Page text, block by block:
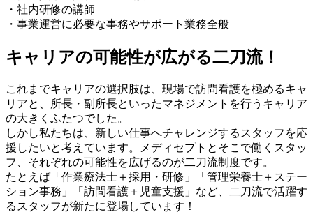
・社内研修の講師
・事業運営に必要な事務やサポート業務全般
キャリアの可能性が広がる二刀流！
これまでキャリアの選択肢は、現場で訪問看護を極めるキャ
リアと、所長・副所長といったマネジメントを行うキャリア
の大きくふたつでした。
しかし私たちは、新しい仕事へチャレンジするスタッフを応
援したいと考えています。メディセプトとそこで働くスタッ
フ、それぞれの可能性を広げるのが二刀流制度です。
たとえば「作業療法士＋採用・研修」「管理栄養士＋ステー
ション事務」「訪問看護＋児童支援」など、二刀流で活躍す
るスタッフが新たに登場しています！